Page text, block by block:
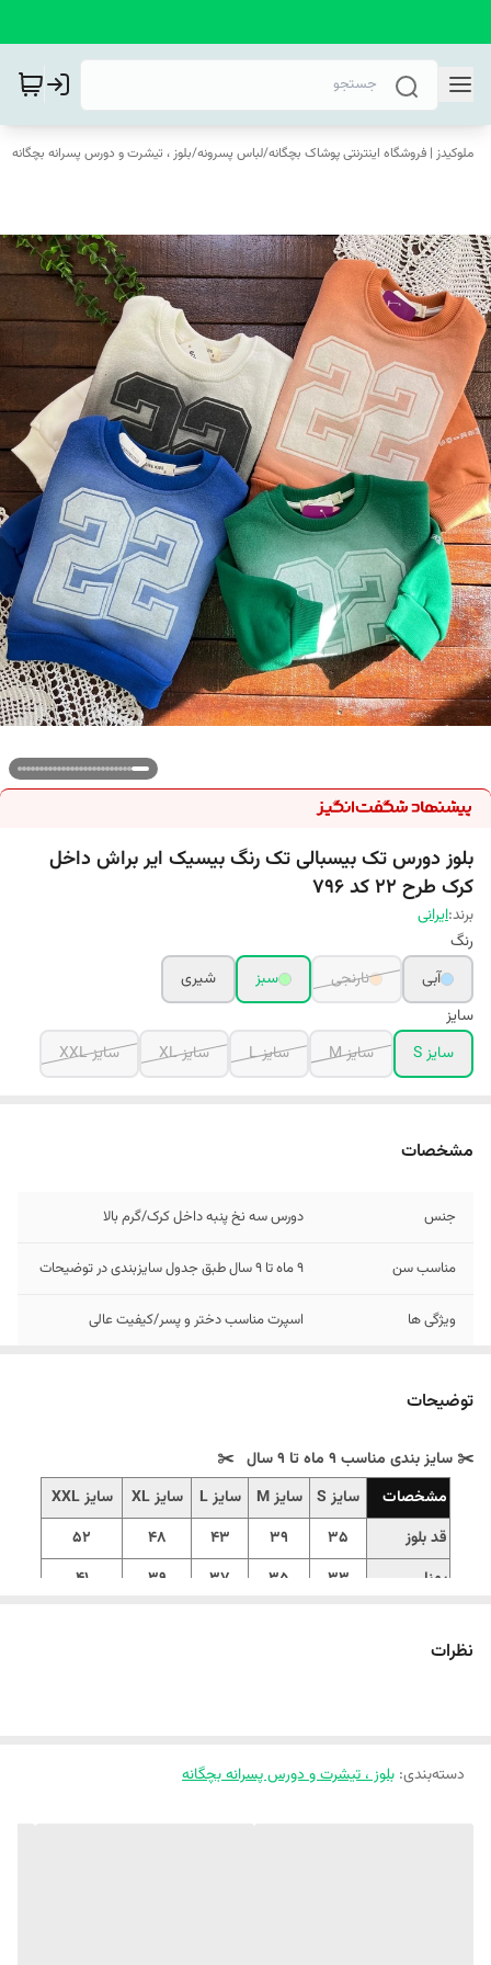
ملوکیدز | فروشگاه اینترنتی پوشاک بچگانه/لباس پسرونه/بلوز ، تیشرت و دورس پسرانه بچگانه
بلوز دورس تک بیسبالی تک رنگ بیسیک ایر براش داخل
کرک طرح 22 کد 796
برند:ایرانی
رنگ
آبی
نارنجی سبز
شیری
سایز
سایز S
سایز M سایز L سایز XL سایز XXL
مشخصات
جنس دورس سه نخ پنبه داخل کرک/گرم بالا
مناسب سن 9 ماه تا 9 سال طبق جدول سایزبندی در توضیحات
ویژگی ها اسپرت مناسب دختر و پسر/کیفیت عالی
توضیحات
✂️ سایز بندی مناسب ۹ ماه تا 9 سال ✂️
مشخصات
سایز S سایز M سایز L سایز XL
سایز XXL
قد بلوز
35
39
43
48
52
پهنا
33
35
37
39
41
گیری لحاظ کنید.‼️
نظرات
دسته‌بندی: بلوز ، تیشرت و دورس پسرانه بچگانه